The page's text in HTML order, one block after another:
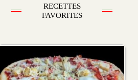
RECETTES
FAVORITES